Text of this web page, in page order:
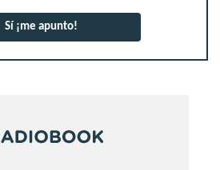
Sí ¡me apunto!